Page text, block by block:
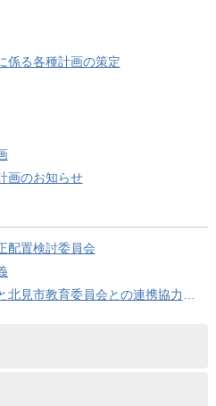
係る各種計画の策定
画のお知らせ
配置検討委員会
委員会との連携協力に関する協定の締結